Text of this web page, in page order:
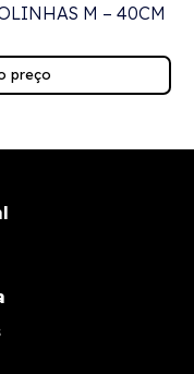
M – 40CM
preço